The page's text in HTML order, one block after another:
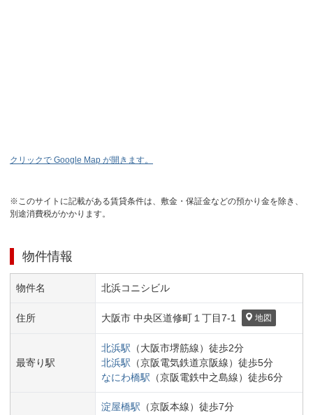
クリックで Google Map が開きます。
※このサイトに記載がある賃貸条件は、敷金・保証金などの預かり金を除き、
別途消費税がかかります。
物件情報
物件名 北浜コニシビル
住所 大阪市 中央区道修町１丁目7-1 地図
最寄り駅
北浜駅 （大阪市堺筋線） 徒歩2分
北浜駅 （京阪電気鉄道京阪線） 徒歩5分
なにわ橋駅 （京阪電鉄中之島線） 徒歩6分
淀屋橋駅 （京阪本線） 徒歩7分